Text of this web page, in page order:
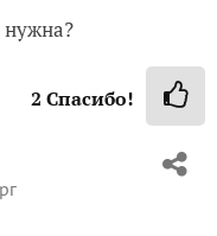
нужна?
2 Спасибо!